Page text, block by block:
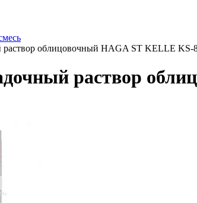
раствор облицовочный HAGA ST KELLE KS-
раствор